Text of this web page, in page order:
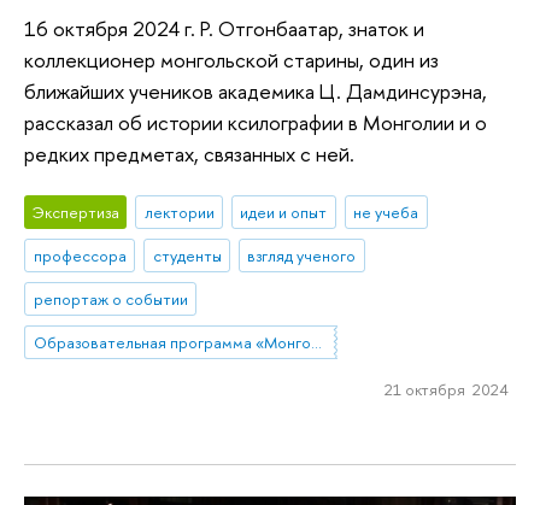
16 октября 2024 г. Р. Отгонбаатар, знаток и
коллекционер монгольской старины, один из
ближайших учеников академика Ц. Дамдинсурэна,
рассказал об истории ксилографии в Монголии и о
редких предметах, связанных с ней.
Экспертиза лектории идеи и опыт
не учеба
профессора
студенты
взгляд ученого
репортаж о событии
Образовательная программа «Монголия и Тибет»
21 октября 2024